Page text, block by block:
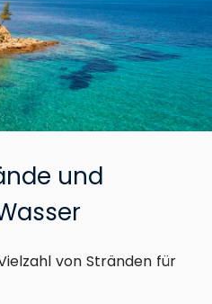
und
von Stränden für